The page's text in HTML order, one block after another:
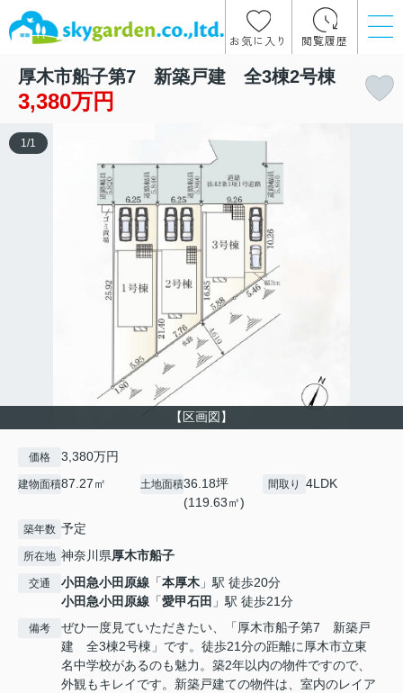
お気に入り 閲覧履歴
厚木市船子第7 新築戸建 全3棟2号棟
3,380万円
【区画図】
1 /1
価格 3,380万円
建物面積87.27㎡ 土地面積36.18坪
(119.63㎡)
間取り 4LDK
築年数 予定
所在地 神奈川県厚木市船子
交通 小田急小田原線 「本厚木 」駅 徒歩20分
小田急小田原線 「愛甲石田 」駅 徒歩21分
備考
ぜひ一度見ていただきたい、「厚木市船子第7 新築戸
建 全3棟2号棟」です。徒歩21分の距離に厚木市立東
名中学校があるのも魅力。築2年以内の物件ですので、
外観もキレイです。新築戸建ての物件は、室内のレイア